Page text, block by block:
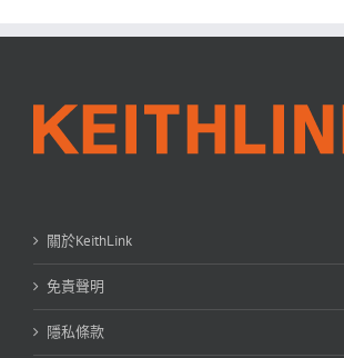
關於KeithLink
免責聲明
隱私條款